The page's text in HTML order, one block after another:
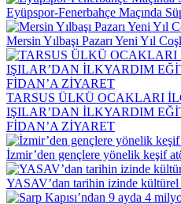
Eyüpspor-Fenerbahçe Maçında
Mersin Yılbaşı Pazarı Yeni Yıl
TARSUS ÜLKÜ OCAKLARI
IŞILAR’DAN İLKYARDIM
FİDAN’A ZİYARET
İzmir’den gençlere yönelik keşif
YASAV’dan tarihin izinde